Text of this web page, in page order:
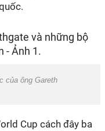
của ông Gareth
Cup cách đây ba